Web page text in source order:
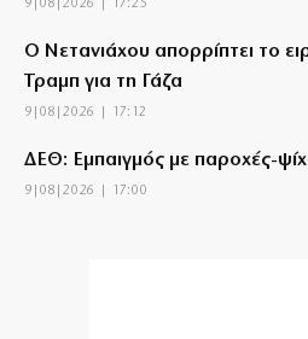
9|08|2026 | 17:25
Ο Νετανιάχου απορρίπτει το
Τραμπ για τη Γάζα
9|08|2026 | 17:12
ΔΕΘ: Εμπαιγμός με παροχές-
9|08|2026 | 17:00